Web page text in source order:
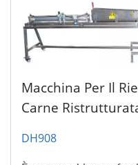
Macchina Per Il
Carne
DH908